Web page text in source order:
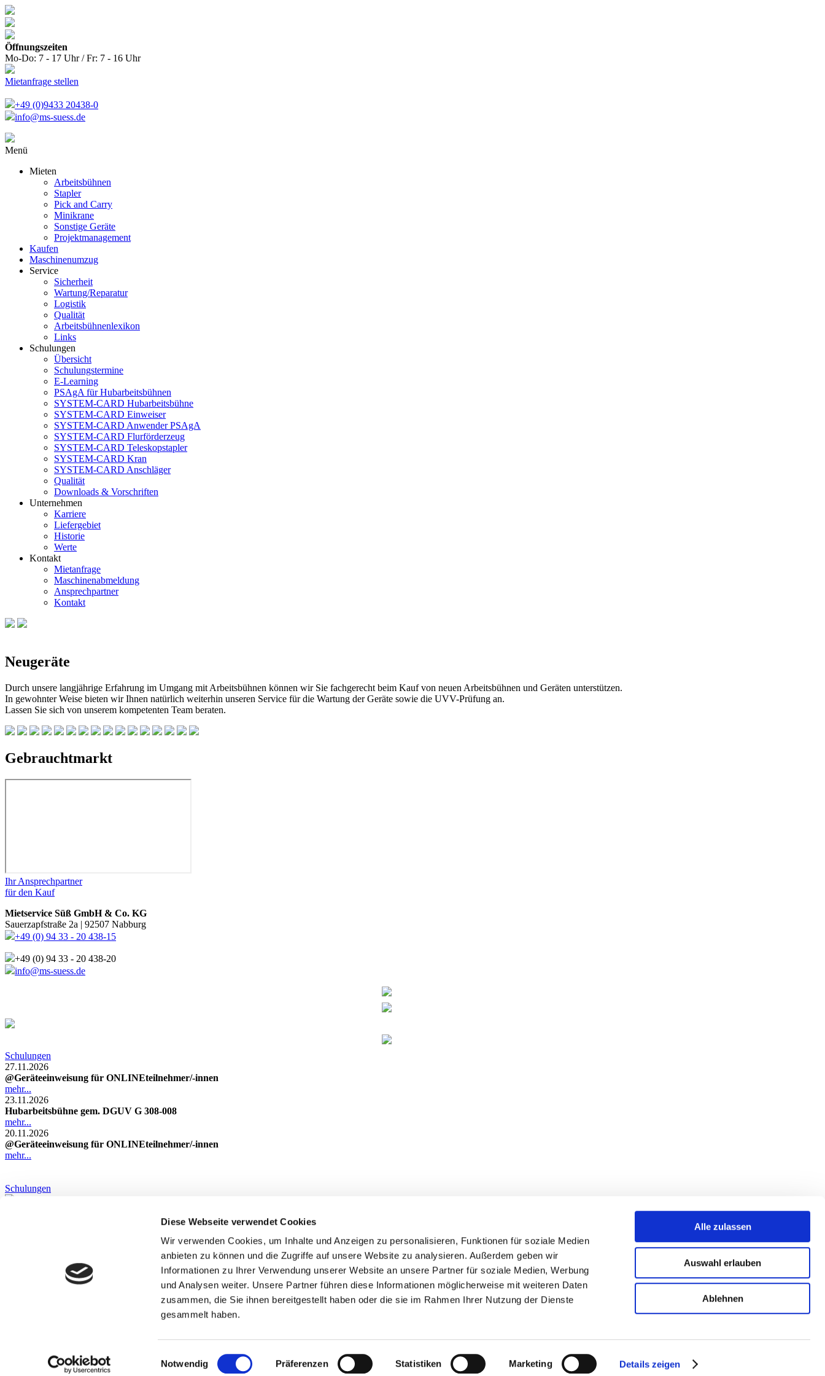
Diese Webseite verwendet Cookies
Wir verwenden Cookies, um Inhalte und Anzeigen zu personalisieren, Funktionen für soziale Medien
anbieten zu können und die Zugriffe auf unsere Website zu analysieren. Außerdem geben wir
Informationen zu Ihrer Verwendung unserer Website an unsere Partner für soziale Medien, Werbung
und Analysen weiter. Unsere Partner führen diese Informationen möglicherweise mit weiteren Daten
zusammen, die Sie ihnen bereitgestellt haben oder die sie im Rahmen Ihrer Nutzung der Dienste
gesammelt haben.
Einwilligungsauswahl
Notwendig Präferenzen Statistiken Marketing Details zeigen
Alle zulassen
Auswahl erlauben
Ablehnen
Öffnungszeiten
Mo-Do: 7 - 17 Uhr / Fr: 7 - 16 Uhr
Mietanfrage stellen
+49 (0)9433 20438-0
info@ms-suess.de
Menü
Mieten
Arbeitsbühnen
Stapler
Pick and Carry
Minikrane
Sonstige Geräte
Projektmanagement
Kaufen
Maschinenumzug
Service
Sicherheit
Wartung/Reparatur
Logistik
Qualität
Arbeitsbühnenlexikon
Links
Schulungen
Übersicht
Schulungstermine
E-Learning
PSAgA für Hubarbeitsbühnen
SYSTEM-CARD Hubarbeitsbühne
SYSTEM-CARD Einweiser
SYSTEM-CARD Anwender PSAgA
SYSTEM-CARD Flurförderzeug
SYSTEM-CARD Teleskopstapler
SYSTEM-CARD Kran
SYSTEM-CARD Anschläger
Qualität
Downloads & Vorschriften
Unternehmen
Karriere
Liefergebiet
Historie
Werte
Kontakt
Mietanfrage
Maschinenabmeldung
Ansprechpartner
Kontakt
Neugeräte
Durch unsere langjährige Erfahrung im Umgang mit Arbeitsbühnen können wir Sie fachgerecht beim Kauf von neuen Arbeitsbühnen und Geräten unterstützen.
In gewohnter Weise bieten wir Ihnen natürlich weiterhin unseren Service für die Wartung der Geräte sowie die UVV-Prüfung an.
Lassen Sie sich von unserem kompetenten Team beraten.
Gebrauchtmarkt
Ihr Ansprechpartner
für den Kauf
Mietservice Süß GmbH & Co. KG
Sauerzapfstraße 2a | 92507 Nabburg
+49 (0) 94 33 - 20 438-15
+49 (0) 94 33 - 20 438-20
info@ms-suess.de
Schulungen
27.11.2026
@Geräteeinweisung für ONLINEteilnehmer/-innen
mehr...
23.11.2026
Hubarbeitsbühne gem. DGUV G 308-008
mehr...
20.11.2026
@Geräteeinweisung für ONLINEteilnehmer/-innen
mehr...
Schulungen
mehr erfahren...
Mietservice Süß GmbH & Co. KG | Sauerzapfstraße 2a | 92507 Nabburg
Tel. +49 (0)9433 20438-0 | Fax +49 (0) 94 33 - 20 438-20 |